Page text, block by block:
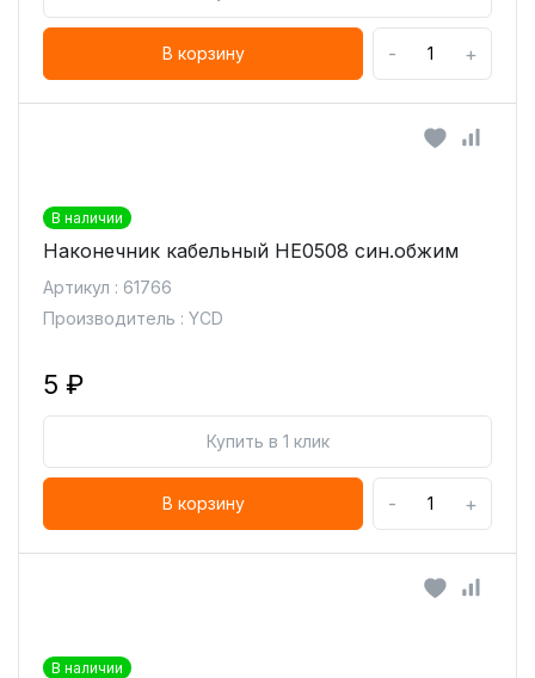
В корзину - +
В наличии
Наконечник кабельный HE0508 син.обжим
Артикул : 61766
Производитель : YCD
5 ₽
Купить в 1 клик
В корзину - +
В наличии